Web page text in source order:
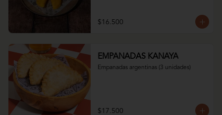
$16.500
EMPANADAS KANAYA
Empanadas argentinas (3 unidades)
$17.500